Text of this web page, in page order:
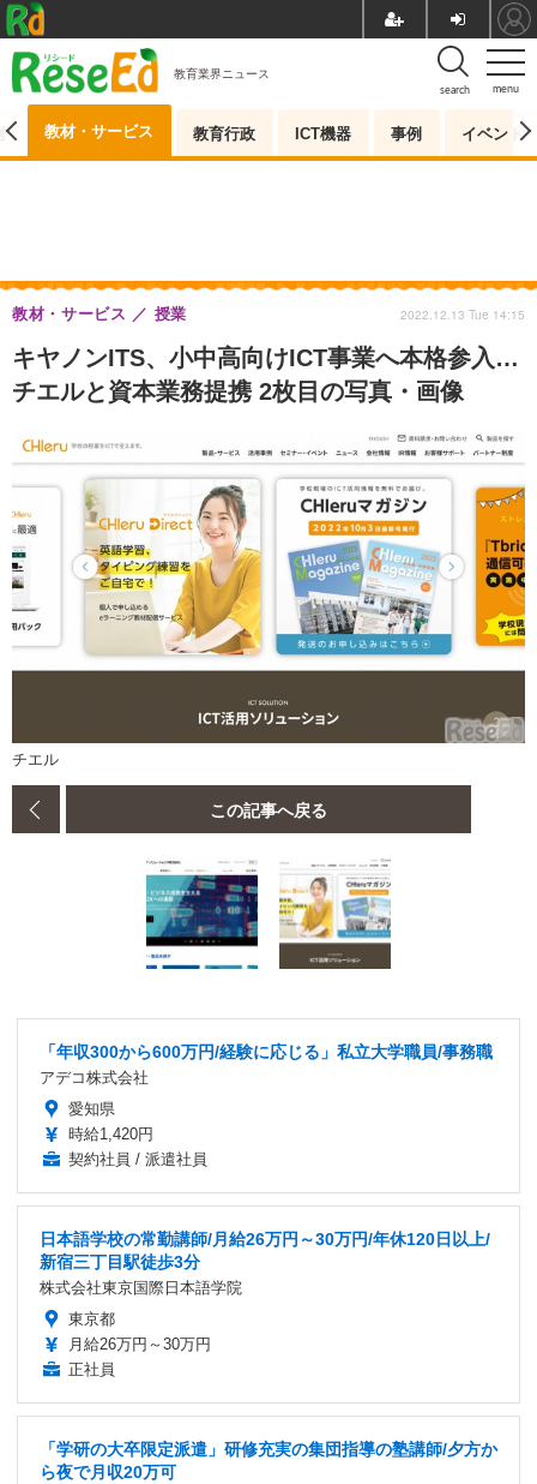
menu
search
教育業界ニュース
教材・サービス 教育行政 ICT機器 事例 イベント
キヤノンITS、小中高向けICT事業へ本格参入…
チエルと資本業務提携 2枚目の写真・画像
教材・サービス 授業 2022.12.13 Tue 14:15
チエル
この記事へ戻る
「年収300から600万円/経験に応じる」私立大学職員/事務職
アデコ株式会社
愛知県
時給1,420円
契約社員 / 派遣社員
日本語学校の常勤講師/月給26万円～30万円/年休120日以上/
新宿三丁目駅徒歩3分
株式会社東京国際日本語学院
東京都
月給26万円～30万円
正社員
「学研の大卒限定派遣」研修充実の集団指導の塾講師/夕方か
ら夜で月収20万可